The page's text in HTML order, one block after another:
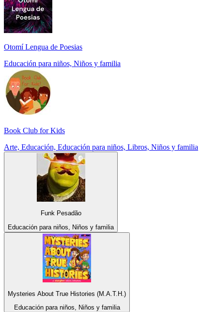
Otomí Lengua de Poesias
Educación para niños, Niños y familia
Book Club for Kids
Arte, Educación, Educación para niños, Libros, Niños y familia
Funk Pesadão
Educación para niños, Niños y familia
Mysteries About True Histories (M.A.T.H.)
Educación para niños, Niños y familia